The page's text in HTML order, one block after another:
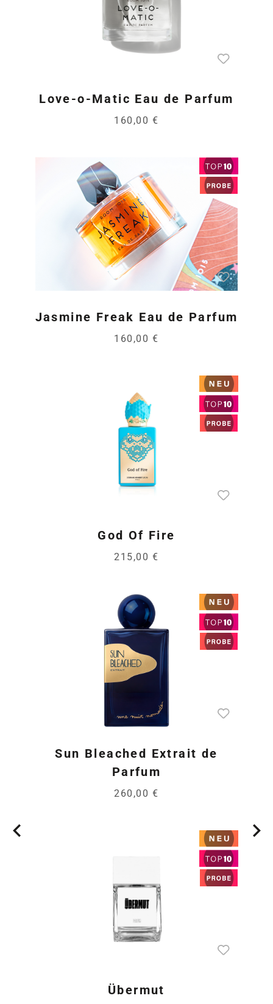
Love-o-Matic Eau de Parfum
160,00 €
Jasmine Freak Eau de Parfum
160,00 €
God Of Fire
215,00 €
Sun Bleached Extrait de
Parfum
260,00 €
Übermut